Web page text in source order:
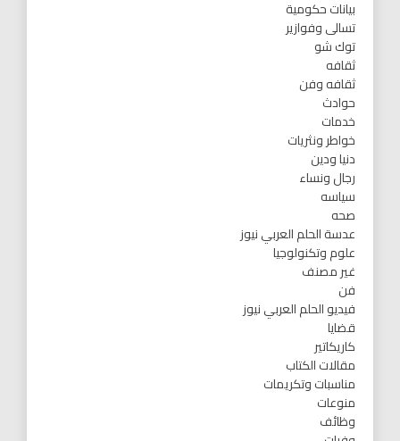
بيانات حكومية
تسالى وفوازير
توك شو
ثقافه
ثقافه وفن
حوادث
خدمات
خواطر ونثريات
دنيا ودين
رجال ونساء
سياسه
صحه
عدسة الحلم العربي نيوز
علوم وتكنولوجيا
غير مصنف
فن
فيديو الحلم العربي نيوز
قضايا
كاريكاتير
مقالات الكتاب
مناسبات وتكريمات
منوعات
وظائف